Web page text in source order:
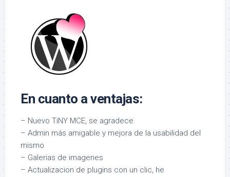
En cuanto a ventajas:
– Nuevo TiNY MCE, se agradece
– Admin más amigable y mejora de la usabilidad del
mismo
– Galerias de imagenes
– Actualizacion de plugins con un clic, he